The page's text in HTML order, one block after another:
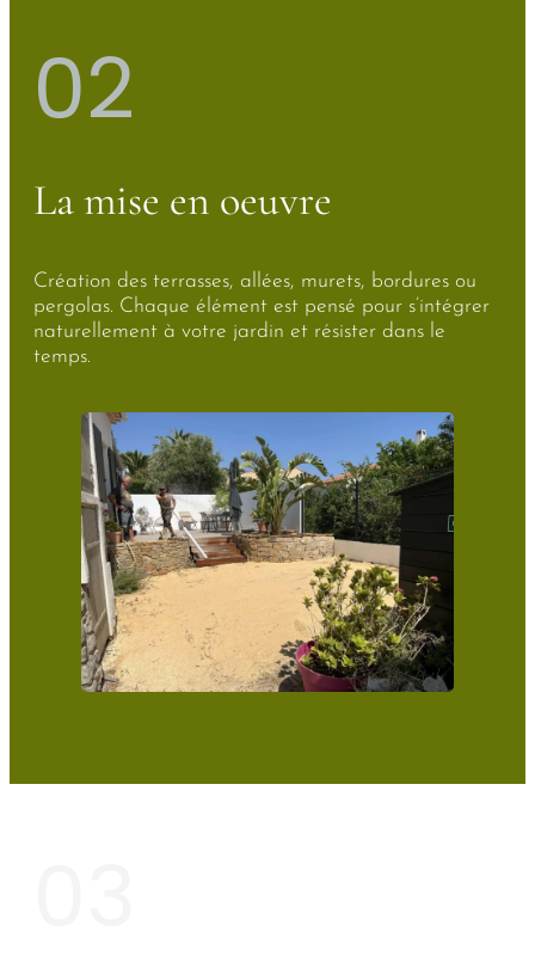
02
La mise en oeuvre
Création des terrasses, allées, murets, bordures ou
pergolas. Chaque élément est pensé pour s’intégrer
naturellement à votre jardin et résister dans le
temps.